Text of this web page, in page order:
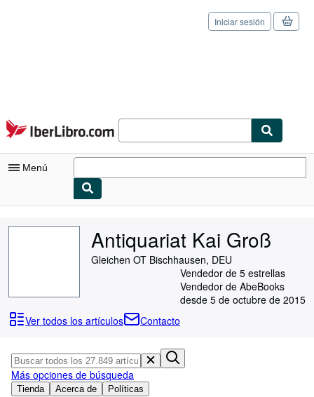
Pasar al contenido principal
IberLibro.com
Iniciar sesión
Menú
Consultar mis pedidos
Colecciones
Arte y coleccionismo
Vendedores
Antiquariat Kai Groß
Gleichen OT Bischhausen, DEU
Vendedor de 5 estrellas
Vendedor de AbeBooks
desde 5 de octubre de 2015
Ver todos los artículos
Contacto
Tienda Acerca de Políticas
Más opciones de búsqueda